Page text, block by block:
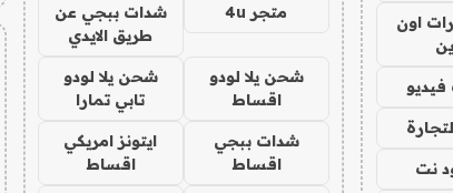
اون
نت
متجر 4u
شدات ببجي عن
طريق الايدي
شحن يلا لودو
اقساط
شحن يلا لودو
تابي تمارا
شدات ببجي
اقساط
ايتونز امريكي
اقساط